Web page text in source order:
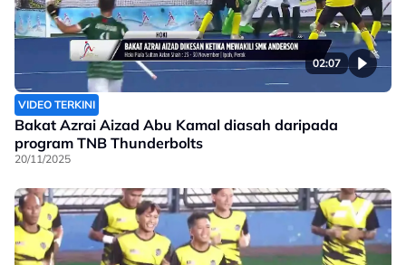
02:07
VIDEO TERKINI
Bakat Azrai Aizad Abu Kamal diasah daripada
program TNB Thunderbolts
20/11/2025